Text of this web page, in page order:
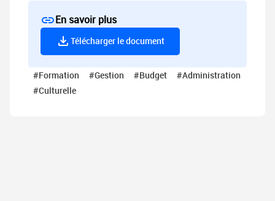
En savoir plus
Télécharger le document
#Formation #Gestion #Budget
#Administration
#Culturelle